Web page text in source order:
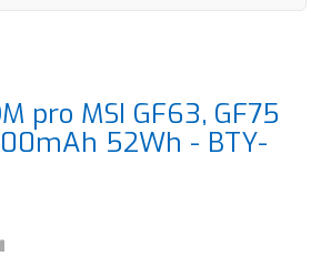
pro MSI GF63, GF75
52Wh - BTY-